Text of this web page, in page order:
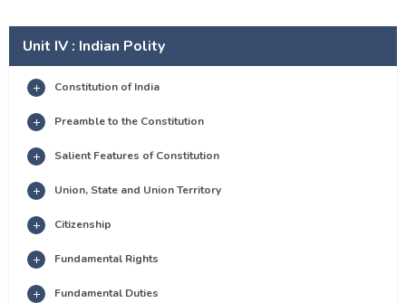
Unit IV : Indian Polity
Constitution of India
Preamble to the Constitution
Salient Features of Constitution
Union, State and Union Territory
Citizenship
Fundamental Rights
Fundamental Duties